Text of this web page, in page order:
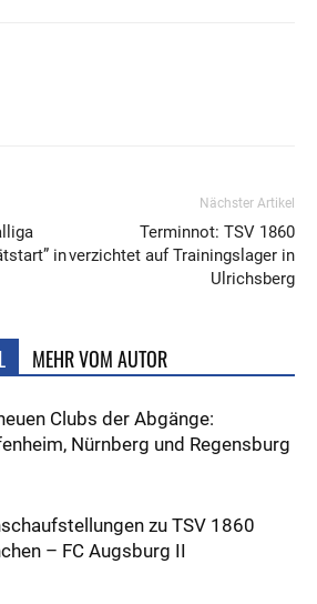
in
Nächster Artikel
Terminnot: TSV 1860
verzichtet auf Trainingslager in
Ulrichsberg
MEHR VOM AUTOR
Clubs der Abgänge:
Nürnberg und Regensburg
zu TSV 1860
– FC Augsburg II